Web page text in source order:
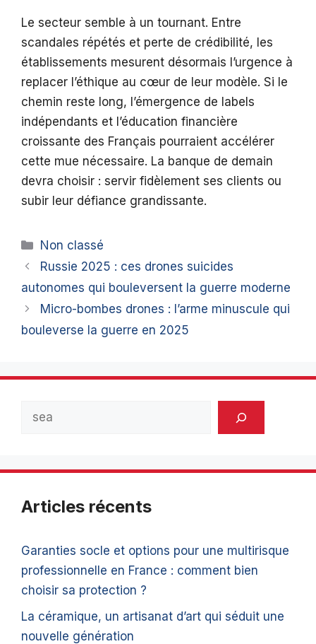
Le secteur semble à un tournant. Entre
scandales répétés et perte de crédibilité, les
établissements mesurent désormais l’urgence à
replacer l’éthique au cœur de leur modèle. Si le
chemin reste long, l’émergence de labels
indépendants et l’éducation financière
croissante des Français pourraient accélérer
cette mue nécessaire. La banque de demain
devra choisir : servir fidèlement ses clients ou
subir leur défiance grandissante.
Catégories
Non classé
Russie 2025 : ces drones suicides
autonomes qui bouleversent la guerre moderne
Micro-bombes drones : l’arme minuscule qui
bouleverse la guerre en 2025
Articles récents
Garanties socle et options pour une multirisque
professionnelle en France : comment bien
choisir sa protection ?
La céramique, un artisanat d’art qui séduit une
nouvelle génération